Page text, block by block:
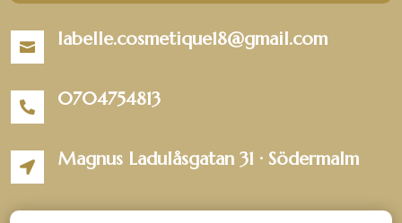
 labelle.cosmetique18@gmail.com
 0704754813
 Magnus Ladulåsgatan 31 · Södermalm